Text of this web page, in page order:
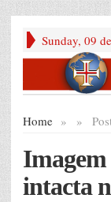
Sunday, 09
Home » »
Imagem
intacta